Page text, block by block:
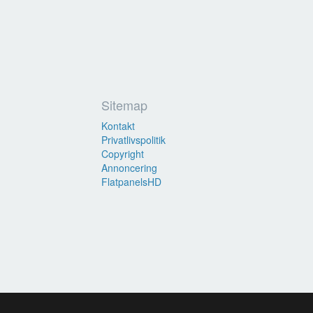
Sitemap
Kontakt
Privatlivspolitik
Copyright
Annoncering
FlatpanelsHD